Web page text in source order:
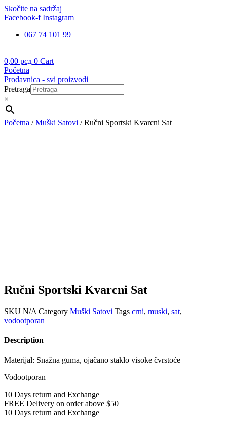
Skočite na sadržaj
Facebook-f Instagram
067 74 101 99
0,00 рсд 0 Cart
Početna
Prodavnica - svi proizvodi
Pretraga
×
Početna /Muški Satovi / Ručni Sportski Kvarcni Sat
Ručni Sportski Kvarcni Sat
SKU N/A Category Muški Satovi Tags crni, muski, sat,
vodootporan
Description
Materijal: Snažna guma, ojačano staklo visoke čvrstoće
Vodootporan
10 Days return and Exchange
FREE Delivery on order above $50
10 Days return and Exchange